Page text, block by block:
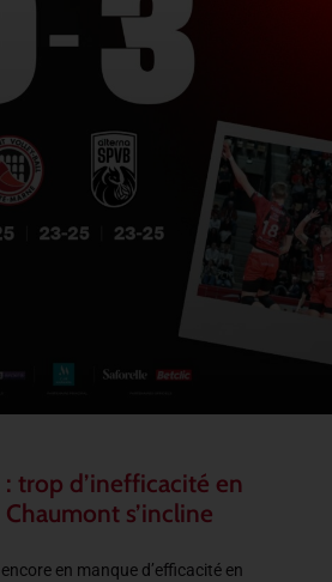
trop d’inefficacité en
s’incline
en manque d’efficacité en